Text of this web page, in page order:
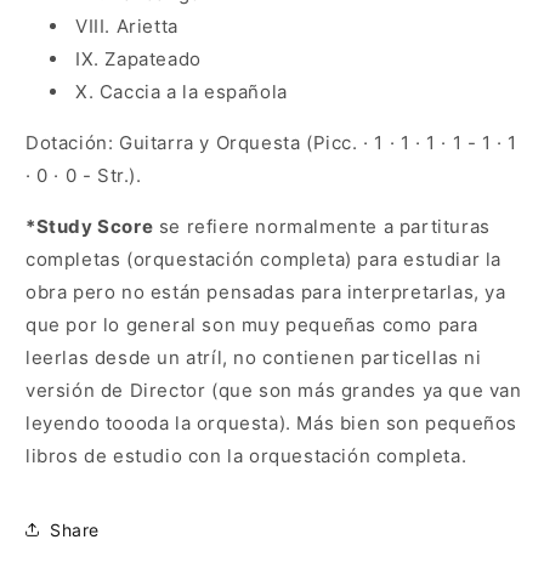
VIII. Arietta
IX. Zapateado
X. Caccia a la española
Dotación: Guitarra y Orquesta (Picc. · 1 · 1 · 1 · 1 - 1 · 1
· 0 · 0 - Str.).
*Study Score se refiere normalmente a partituras
completas (orquestación completa) para estudiar la
obra pero no están pensadas para interpretarlas, ya
que por lo general son muy pequeñas como para
leerlas desde un atríl, no contienen particellas ni
versión de Director (que son más grandes ya que van
leyendo toooda la orquesta). Más bien son pequeños
libros de estudio con la orquestación completa.
Share